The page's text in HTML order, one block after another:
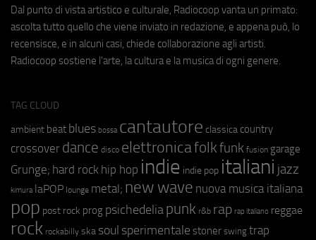
Dal punto di vista artistico e culturale, Radiocoop vanta un primato:
ascolta tutto quello che viene inviato in redazione, e appena può, lo
recensisce, e in alcuni casi, chiede collaborazione agli artisti.
Radiocoop sostiene l'arte, la cultura e la musica di ogni genere.
TAG CLOUD
ambient beat blues bossa cantautore classica country
crossover dance disco elettronicafolkfunk fusion garage
Grunge; hard rock hip hop indie indie pop italiani jazz
kimura laPOP lounge metal; new wave nuova musica italiana
pop post rock prog psichedeliapunk r&b rap rap italiano reggae
rock rockabilly ska soul sperimentale stoner swing trap